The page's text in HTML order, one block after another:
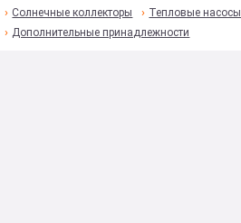
Солнечные коллекторы
Тепловые насосы
Дополнительные принадлежности